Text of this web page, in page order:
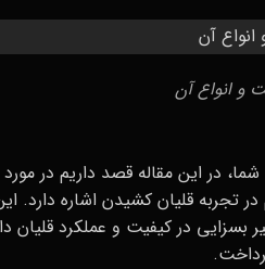
و انواع آن
در این مقاله قصد داریم در
تجربه قلیان کشیدن اشاره دارد.
بسزایی در کیفیت و عملکرد قلیان